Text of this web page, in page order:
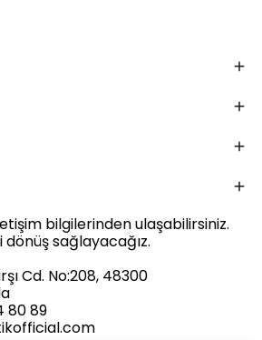
bilgilerinden ulaşabilirsiniz.
dönüş sağlayacağız.
Cd. No:208, 48300
80 89